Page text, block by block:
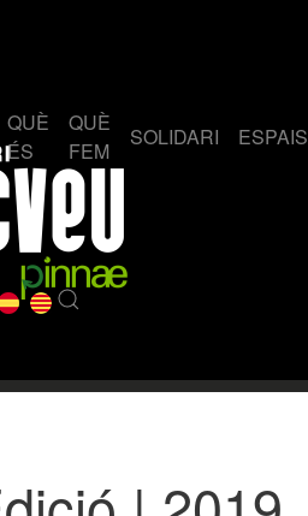
QUÈ
ÉS
QUÈ
FEM
SOLIDARI ESPAIS